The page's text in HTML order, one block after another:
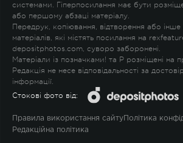
системами. Гіперпосилання має бути
або першому абзаці матеріалу.
Передрук, копіювання, відтворення або
матеріалів, які містять посилання на
depositphotos.com, суворо заборонені.
Матеріали із позначками! та P розміщені на
Редакція не несе відповідальності за
інформації.
Стокові фото від:
Правила використання сайту Політика
Редакційна політика